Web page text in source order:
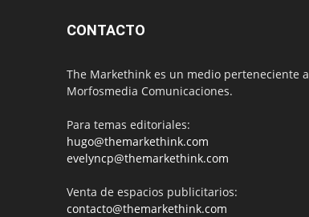
CONTACTO
The Markethink es un medio perteneciente a
Morfosmedia Comunicaciones.
Para temas editoriales:
hugo@themarkethink.com
evelyncp@themarkethink.com
Venta de espacios publicitarios:
contacto@themarkethink.com